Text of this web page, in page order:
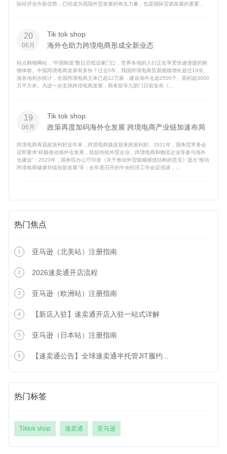
际经济合作新优势，已经成为我国外贸发展的有生力量，也是国际贸易发展的重要...
20
06月
Tik tok shop
海外仓助力跨境电商形成全新业态
轻点购物网站，“中国制造”数日后抵达家门口，世界各地的人们正在享受快速便捷的购
物体验。中国跨境电商发展有多快？过去5年，我国跨境电商贸易规模增长超过10倍。
据各地初步统计，全国跨境电商主体已超12万家，建设海外仓超2500个、面积超3000
万平方米。为进一步支持跨境电商发展，商务部等九部门日前发布《...
19
06月
Tik tok shop
政策再度加码海外仓发展 跨境电商产业链加速布局
跨境电商再迎政策利好近年来，跨境电商接连迎来政策利好。2021年，国务院常务会
议即要求“积极推动海外仓发展，鼓励传统外贸企业、跨境电商和物流企业等参与海外
仓建设”；2023年，国务院办公厅印发《关于推动外贸稳规模优结构的意见》提出“推动
跨境电商健康持续创新发展”等；去年底召开的中央经济工作会议强调，...
热门焦点
1 亚马逊（北美站）注册指南
2 2026速卖通开店流程
3 亚马逊（欧洲站）注册指南
4 【新店入驻】速卖通开店入驻一站式详解
5 亚马逊（日本站）注册指南
6 【速卖通公告】全球速卖通半托管JIT履约...
热门标签
Tiktok shop 速卖通 亚马逊